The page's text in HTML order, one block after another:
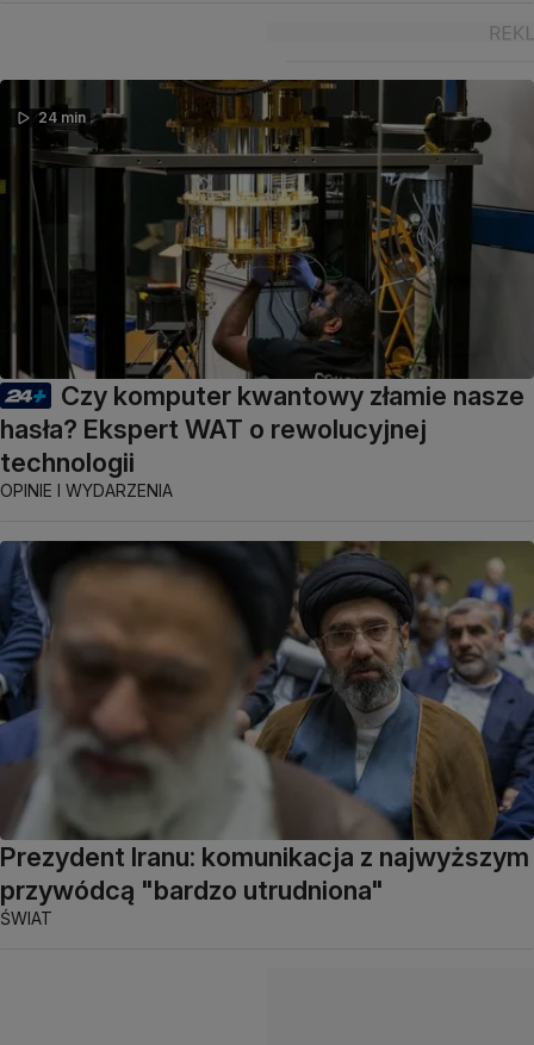
24 min
Czy komputer kwantowy złamie nasze
hasła? Ekspert WAT o rewolucyjnej
technologii
OPINIE I WYDARZENIA
Prezydent Iranu: komunikacja z najwyższym
przywódcą "bardzo utrudniona"
ŚWIAT